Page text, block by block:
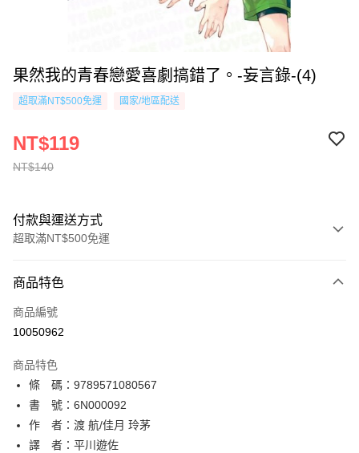
果然我的青春戀愛喜劇搞錯了。-妄言錄-(4)
超取滿NT$500免運 國家/地區配送
NT$140
NT$119
付款與運送方式
超取滿NT$500免運
信用卡一次付款
超商取貨付款
相關說明
【關於「AFTEE先享後付」】
AFTEE先享後付是「在收到商品之後才付款」的支付方式。 讓您購物簡單
便利好安心！
１．簡單：不需註冊會員、不需綁卡、不需儲值。
２．便利：只要手機號碼，簡訊認證，即可結帳。
ATM付款
運送方式
商品特色
商品編號
10050962
商品特色
條 碼：9789571080567
書 號：6N000092
作 者：渡 航/佳月 玲茅
譯 者：平川遊佐